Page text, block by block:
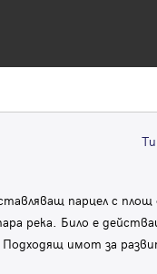
парцел с
река. Било е
имот за